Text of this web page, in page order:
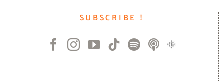
SUBSCRIBE !